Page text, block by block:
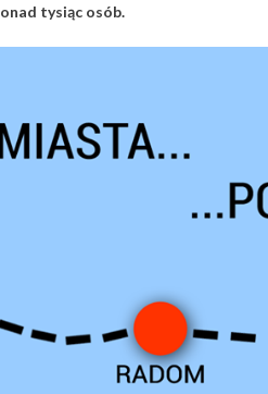
tysiąc osób.